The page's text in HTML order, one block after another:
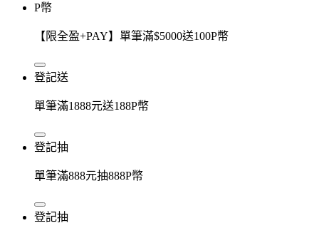
P幣
【限全盈+PAY】單筆滿$5000送100P幣
登記送
單筆滿1888元送188P幣
登記抽
單筆滿888元抽888P幣
登記抽